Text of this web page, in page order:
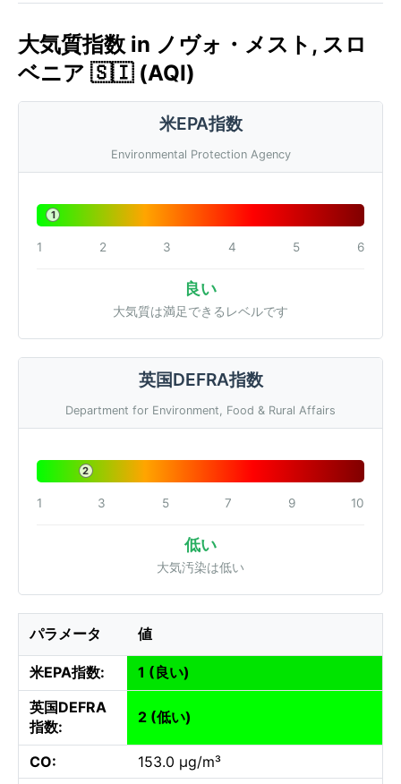
大気質指数 in ノヴォ・メスト, スロ
ベニア 🇸🇮 (AQI)
米EPA指数
Environmental Protection Agency
1
1 2 3 4 5 6
良い
大気質は満足できるレベルです
英国DEFRA指数
Department for Environment, Food & Rural Affairs
2
1 3 5 7 9 10
低い
大気汚染は低い
パラメータ 値
米EPA指数:
1 (良い)
英国DEFRA
指数:
2 (低い)
CO:
153.0 µg/m³